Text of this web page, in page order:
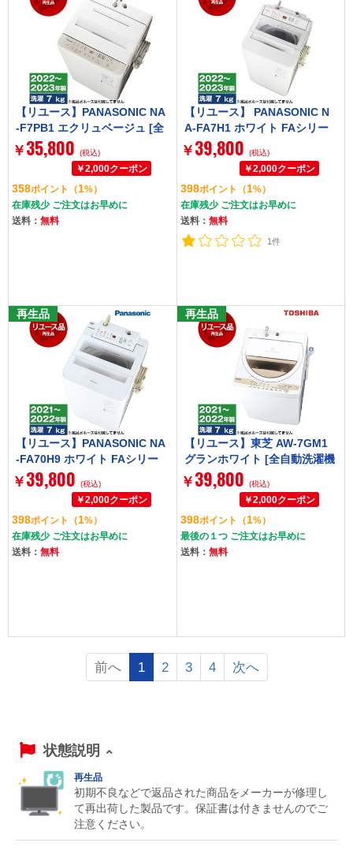
【リユース】PANASONIC NA
-F7PB1 エクリュベージュ [全
自動洗濯機 (7.0kg)] [2022～2
023年製]
￥ 35,800 (税込)
358ポイント （1%）
在庫残少 ご注文はお早めに
送料：無料
【リユース】 PANASONIC N
A-FA7H1 ホワイト FAシリー
ズ [全自動洗濯機 (7.0kg)] [20
22～2023年製]
￥ 39,800 (税込)
398ポイント （1%）
在庫残少 ご注文はお早めに
送料： 無料
1件
再生品
【リユース】PANASONIC NA
-FA70H9 ホワイト FAシリー
ズ [全自動洗濯機 (7.0kg)] [20
21～2022年製]
￥ 39,800 (税込)
398ポイント （1%）
在庫残少 ご注文はお早めに
送料：無料
再生品
【リユース】東芝 AW-7GM1
グランホワイト [全自動洗濯機
(7.0kg)] [2021～2022年製]
￥ 39,800 (税込)
398ポイント （1%）
最後の１つ ご注文はお早めに
送料： 無料
前へ 1 2 3 4 次へ
状態説明
再生品
初期不良などで返品された商品をメーカーが修理し
て再出荷した製品です。保証書は付きませんのでご
注意ください。